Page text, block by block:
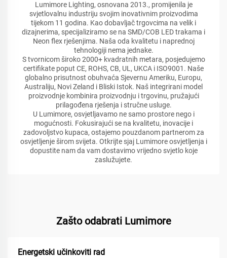
Lumimore Lighting, osnovana 2013., promijenila je
svjetlovalnu industriju svojim inovativnim proizvodima
tijekom 11 godina. Kao dobavljač trgovcima na velik i
dizajnerima, specijaliziramo se na SMD/COB LED trakama i
Neon flex rješenjima. Naša oda kvalitetu i naprednoj
tehnologiji nema jednake.
S tvornicom široko 2000+ kvadratnih metara, posjedujemo
certifikate poput CE, ROHS, CB, UL, UKCA i ISO9001. Naše
globalno prisutnost obuhvaća Sjevernu Ameriku, Europu,
Australiju, Novi Zeland i Bliski Istok. Naš integrirani model
proizvodnje kombinira proizvodnju i trgovinu, pružajući
prilagođena rješenja i stručne usluge.
U Lumimore, osvjetljavamo ne samo prostore nego i
mogućnosti. Fokusirajući se na kvalitetu, inovacije i
zadovoljstvo kupaca, ostajemo pouzdanom partnerom za
osvjetljenje širom svijeta. Otkrijte sjaj Lumimore osvjetljenja i
dopustite nam da vam dostavimo vrijedno svjetlo koje
zaslužujete.
Zašto odabrati Lumimore
Energetski učinkoviti rad